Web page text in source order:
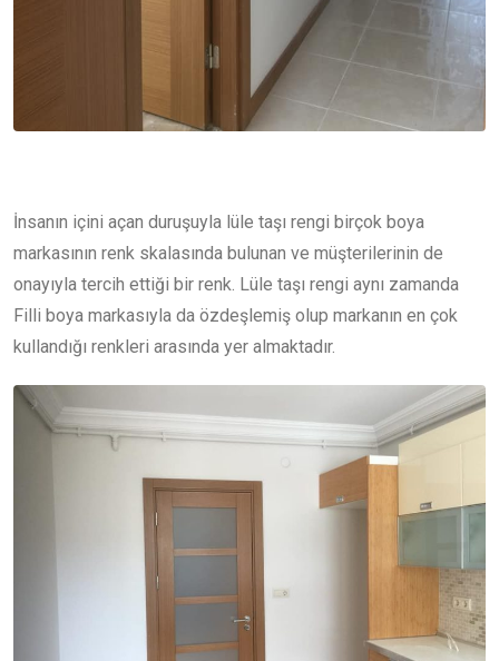
İnsanın içini açan duruşuyla lüle taşı rengi birçok boya
markasının renk skalasında bulunan ve müşterilerinin de
onayıyla tercih ettiği bir renk. Lüle taşı rengi aynı zamanda
Filli boya markasıyla da özdeşlemiş olup markanın en çok
kullandığı renkleri arasında yer almaktadır.